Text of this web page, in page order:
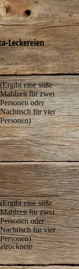
Leckereien
(Ergibt eine süße
Mahlzeit für zwei
Personen oder
Nachtisch für vier
Personen)
(Ergibt eine süße
Mahlzeit für zwei
Personen oder
Nachtisch für vier
Personen)